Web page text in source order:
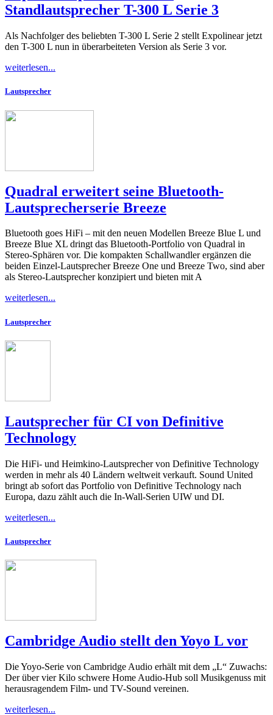
Standlautsprecher T-300 L Serie 3
Als Nachfolger des beliebten T-300 L Serie 2 stellt Expolinear jetzt
den T-300 L nun in überarbeiteten Version als Serie 3 vor.
weiterlesen...
Lautsprecher
Quadral erweitert seine Bluetooth-
Lautsprecherserie Breeze
Bluetooth goes HiFi – mit den neuen Modellen Breeze Blue L und
Breeze Blue XL dringt das Bluetooth-Portfolio von Quadral in
Stereo-Sphären vor. Die kompakten Schallwandler ergänzen die
beiden Einzel-Lautsprecher Breeze One und Breeze Two, sind aber
als Stereo-Lautsprecher konzipiert und bieten mit A
weiterlesen...
Lautsprecher
Lautsprecher für CI von Definitive
Technology
Die HiFi- und Heimkino-Lautsprecher von Definitive Technology
werden in mehr als 40 Ländern weltweit verkauft. Sound United
bringt ab sofort das Portfolio von Definitive Technology nach
Europa, dazu zählt auch die In-Wall-Serien UIW und DI.
weiterlesen...
Lautsprecher
Cambridge Audio stellt den Yoyo L vor
Die Yoyo-Serie von Cambridge Audio erhält mit dem „L“ Zuwachs:
Der über vier Kilo schwere Home Audio-Hub soll Musikgenuss mit
herausragendem Film- und TV-Sound vereinen.
weiterlesen...